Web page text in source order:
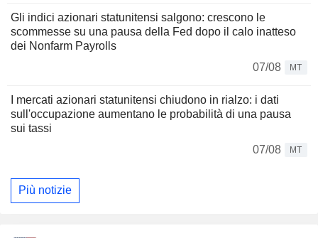
Gli indici azionari statunitensi salgono: crescono le
scommesse su una pausa della Fed dopo il calo inatteso
dei Nonfarm Payrolls
07/08
MT
I mercati azionari statunitensi chiudono in rialzo: i dati
sull'occupazione aumentano le probabilità di una pausa
sui tassi
07/08
MT
Più notizie